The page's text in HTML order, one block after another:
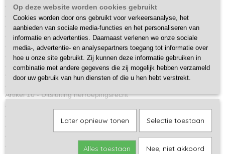
Artikel 2 - Identiteit van de ondernemer
Artikel 3 - Toepasselijkheid
Artikel 4 - Het aanbod
Artikel 5 - De overeenkomst
Artikel 6 - Herroepingsrecht
Artikel 7 - Verplichtingen van de consument tijdens de bedenktijd
Artikel 8 - Uitoefening van het herroepingsrecht door de consument
en kosten daarvan
Artikel 10 - Uitsluiting herroepingsrecht
Artikel 11 - De prijs
Artikel 13 - Levering en uitvoering
Artikel 14 - Betaling
Artikel 15 - Klachtenregeling
Op deze website worden cookies gebruikt
Cookies worden door ons gebruikt voor verkeersanalyse, het
aanbieden van sociale media-functies en het personaliseren van
informatie en advertenties. Daarnaast verlenen we onze sociale
media-, advertentie- en analysepartners toegang tot informatie over
hoe u onze site gebruikt. Zij kunnen deze informatie gebruiken in
combinatie met andere gegevens die zij mogelijk hebben verzameld
door uw gebruik van hun diensten of die u hen hebt verstrekt.
Later opnieuw tonen Selectie toestaan
Alles toestaan Nee, niet akkoord